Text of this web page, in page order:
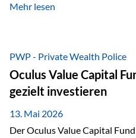
Faktoren für Investoren –
klassischer „Sicherheitsanker“
Palladium zusätzlich die
Entwicklungen zu profitieren.
nur durch Anleger, sondern
Gerade in…
Mehr lesen
PWP - Private Wealth Police
Oculus Value Capital
gezielt investieren
13. Mai 2026
Der Oculus Value Capital